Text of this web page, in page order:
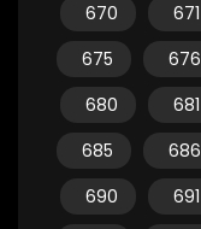
670
671
675
676
680
681
685
686
690
691